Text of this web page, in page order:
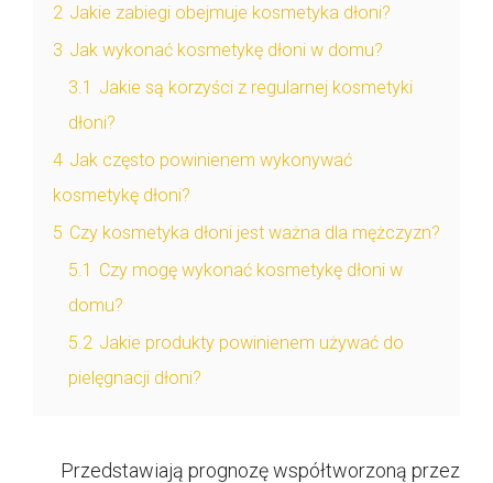
2 Jakie zabiegi obejmuje kosmetyka dłoni?
3 Jak wykonać kosmetykę dłoni w domu?
3.1 Jakie są korzyści z regularnej kosmetyki
dłoni?
4 Jak często powinienem wykonywać
kosmetykę dłoni?
5 Czy kosmetyka dłoni jest ważna dla mężczyzn?
5.1 Czy mogę wykonać kosmetykę dłoni w
domu?
5.2 Jakie produkty powinienem używać do
pielęgnacji dłoni?
Przedstawiają prognozę współtworzoną przez